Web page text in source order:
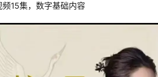
15集，数字基础内容